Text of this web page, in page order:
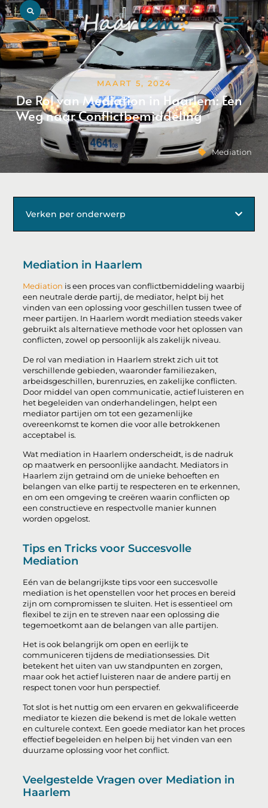
MAART 5, 2024
De Rol van Mediation in Haarlem: Een
Weg naar Conflictbemiddeling
Mediation
Mediation in Haarlem
Mediation is een proces van conflictbemiddeling waarbij
een neutrale derde partij, de mediator, helpt bij het
vinden van een oplossing voor geschillen tussen twee of
meer partijen. In Haarlem wordt mediation steeds vaker
gebruikt als alternatieve methode voor het oplossen van
conflicten, zowel op persoonlijk als zakelijk niveau.
De rol van mediation in Haarlem strekt zich uit tot
verschillende gebieden, waaronder familiezaken,
arbeidsgeschillen, burenruzies, en zakelijke conflicten.
Door middel van open communicatie, actief luisteren en
het begeleiden van onderhandelingen, helpt een
mediator partijen om tot een gezamenlijke
overeenkomst te komen die voor alle betrokkenen
acceptabel is.
Wat mediation in Haarlem onderscheidt, is de nadruk
op maatwerk en persoonlijke aandacht. Mediators in
Haarlem zijn getraind om de unieke behoeften en
belangen van elke partij te respecteren en te erkennen,
en om een omgeving te creëren waarin conflicten op
een constructieve en respectvolle manier kunnen
worden opgelost.
Tips en Tricks voor Succesvolle
Mediation
Eén van de belangrijkste tips voor een succesvolle
mediation is het openstellen voor het proces en bereid
zijn om compromissen te sluiten. Het is essentieel om
flexibel te zijn en te streven naar een oplossing die
tegemoetkomt aan de belangen van alle partijen.
Het is ook belangrijk om open en eerlijk te
communiceren tijdens de mediationsessies. Dit
betekent het uiten van uw standpunten en zorgen,
maar ook het actief luisteren naar de andere partij en
respect tonen voor hun perspectief.
Tot slot is het nuttig om een ervaren en gekwalificeerde
mediator te kiezen die bekend is met de lokale wetten
en culturele context. Een goede mediator kan het proces
effectief begeleiden en helpen bij het vinden van een
duurzame oplossing voor het conflict.
Veelgestelde Vragen over Mediation in
Haarlem
Verken per onderwerp